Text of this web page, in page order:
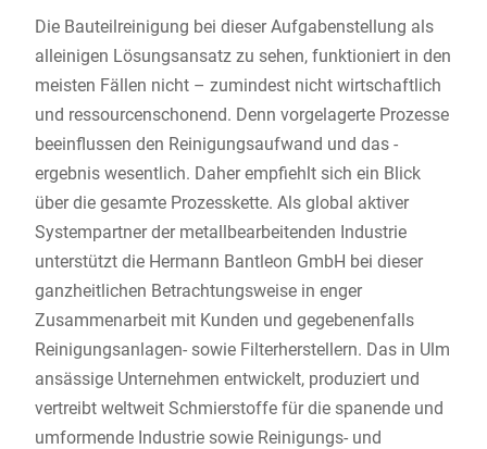
Die Bauteilreinigung bei dieser Aufgabenstellung als
alleinigen Lösungsansatz zu sehen, funktioniert in den
meisten Fällen nicht – zumindest nicht wirtschaftlich
und ressourcenschonend. Denn vorgelagerte Prozesse
beeinflussen den Reinigungsaufwand und das -
ergebnis wesentlich. Daher empfiehlt sich ein Blick
über die gesamte Prozesskette. Als global aktiver
Systempartner der metallbearbeitenden Industrie
unterstützt die Hermann Bantleon GmbH bei dieser
ganzheitlichen Betrachtungsweise in enger
Zusammenarbeit mit Kunden und gegebenenfalls
Reinigungsanlagen- sowie Filterherstellern. Das in Ulm
ansässige Unternehmen entwickelt, produziert und
vertreibt weltweit Schmierstoffe für die spanende und
umformende Industrie sowie Reinigungs- und